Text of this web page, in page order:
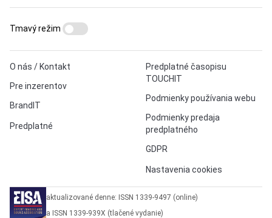
O nás / Kontakt
Pre inzerentov
BrandIT
Predplatné
Predplatné časopisu
TOUCHIT
Podmienky používania webu
Podmienky predaja
predplatného
GDPR
Nastavenia cookies
Tmavý režim
aktualizované denne: ISSN 1339-9497 (online)
a ISSN 1339-939X (tlačené vydanie)